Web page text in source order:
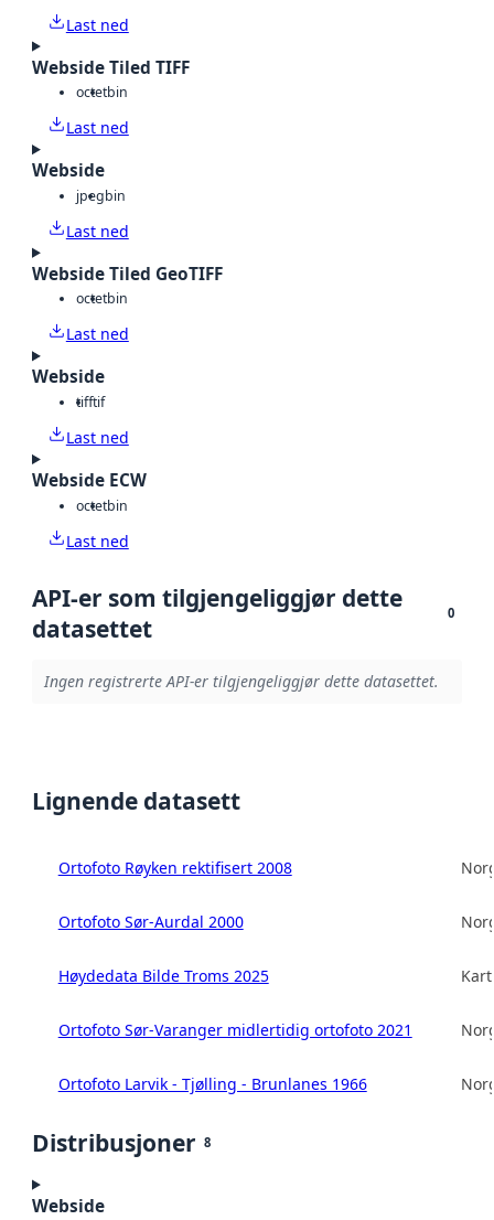
Last ned
Webside Tiled TIFF
octetbin
Last ned
Webside
jpegbin
Last ned
Webside Tiled GeoTIFF
octetbin
Last ned
Webside
tifftif
Last ned
Webside ECW
octetbin
Last ned
API-er som tilgjengeliggjør dette
datasettet
0
Ingen registrerte API-er tilgjengeliggjør dette datasettet.
Lignende datasett
Ortofoto Røyken rektifisert 2008
Ortofoto Sør-Aurdal 2000
Høydedata Bilde Troms 2025
Ortofoto Sør-Varanger midlertidig ortofoto 2021
Ortofoto Larvik - Tjølling - Brunlanes 1966
Distribusjoner 8
Webside